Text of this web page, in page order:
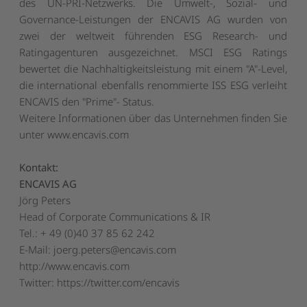
Governance-Leistungen der ENCAVIS AG wurden von
zwei der weltweit führenden ESG Research- und
Ratingagenturen ausgezeichnet. MSCI ESG Ratings
bewertet die Nachhaltigkeitsleistung mit einem "A"-Level,
die international ebenfalls renommierte ISS ESG verleiht
ENCAVIS den "Prime"- Status.
Weitere Informationen über das Unternehmen finden Sie
unterwww.encavis.com
Kontakt:
ENCAVIS AG
Jörg Peters
Head of Corporate Communications & IR
Tel.: + 49 (0)40 37 85 62 242
E-Mail: joerg.peters@encavis.com
http://www.encavis.com
Twitter: https://twitter.com/encavis